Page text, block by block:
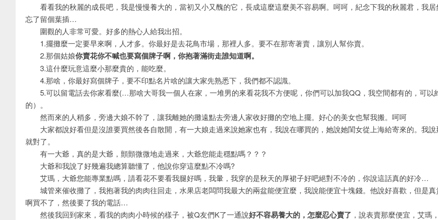
看看我的秋麗的成長吧，我是慢慢養大的，當初又小又醜的它，長成這麼這麼美不容易啊。呵呵，紀念下我的秋麗君，我居
忘了留個葉插…
圍觀的人非常可愛。好多的熱心人給我出招。
1.擺攤麼一定要早來啊，人才多。你最好是去花鳥市場，那裡人多。要不在那寄著賣，讓別人幫你賣。
2.那個姑娘你賣花你不喊也要寫個牌子啊，你抱著滿街走誰知道啊。
3.這什麼玩意這麼小那麼貴的，能吃麼。
4.那啥，你最好寫個牌子，要不印點名片啥的讓大家先熟悉下，我們都不認識。
5.可以留電話去你家看麼(…那啥大哥我一個人在家，一堆男的來看花我不方便呢，你們可以加我QQ，我空間都有的，可以
的）。
然而來的人稍多，旁邊大娘不幹了，讓我離她的攤遠點去旁邊人家收好攤的空地上擺。好心的美女也幫我搬。呵呵
大家都說好看但是沒誰要買然後各自散開，有一大娘走過來說她家也有，我說在哪買的，她說她閨女從上海給寄來的。我說
就對了。
有一大爺，真的是大爺，顫顫微微地走過來，大爺您能走穩點嗎？？？
大爺和我說了好幾遍我總算聽懂了，他說你穿這麼點不冷嗎?
艾瑪，大爺您能專業點嗎，請看花不要看我腿好嗎，我暈，我穿的是秋天的厚裙子好吧絕對不冷的，你說這話真的好冷…
城管來催收攤了，我抱著我的肉肉往回走，水果店老闆問我最大的兩盆能便宜麼，我說能便宜十塊錢。他說好喜歡，但是真
啊買不了，然後要了我的電話…
然後我回到家來，看我的肉肉小時候的樣子，被Q友們K了一通說好不容易養大的，怎麼忍心賣了 ，說表賣那麼便宜，艾瑪，